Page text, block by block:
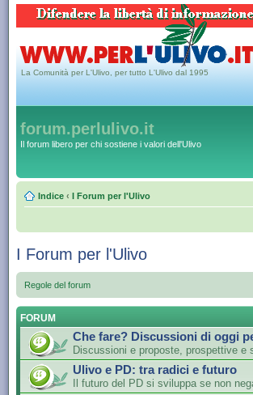
La Comunità per L'Ulivo, per tutto L'Ulivo dal 1995
forum.perlulivo.it
Il forum libero per chi sostiene i valori dell'Ulivo
Indice ‹ I Forum per l'Ulivo
I Forum per l'Ulivo
Regole del forum
FORUM
Che fare? Discussioni di oggi
Discussioni e proposte, prospettive e
Ulivo e PD: tra radici e futuro
Il futuro del PD si sviluppa se non